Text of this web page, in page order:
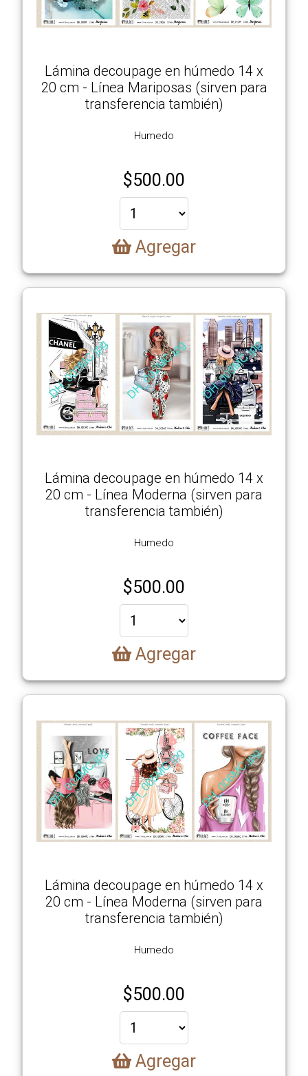
Lámina decoupage en húmedo 14 x
20 cm - Línea Mariposas (sirven para
transferencia también)
Humedo
$500.00
Agregar
Lámina decoupage en húmedo 14 x
20 cm - Línea Moderna (sirven para
transferencia también)
Humedo
$500.00
Agregar
Lámina decoupage en húmedo 14 x
20 cm - Línea Moderna (sirven para
transferencia también)
Humedo
$500.00
Agregar